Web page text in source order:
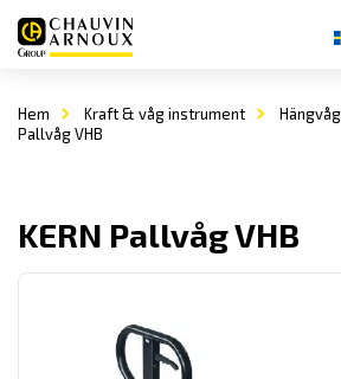
Hem Kraft & våg instrument
Pallvåg VHB
KERN Pallvåg VHB